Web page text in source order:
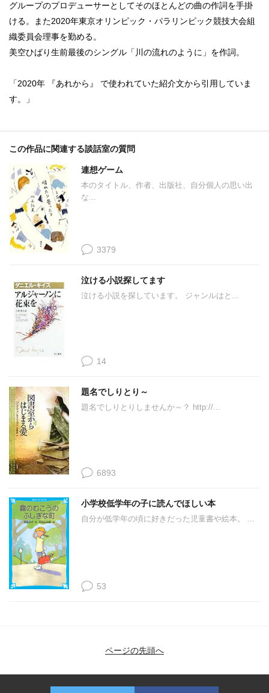
グループのプロデューサーとしてそのほとんどの曲の作詞を手掛
ける。また2020年東京オリンピック・パラリンピック競技大会組
織委員会理事を勤める。
美空ひばり生前最後のシングル「川の流れのように」を作詞。
「2020年 『あれから』 で使われていた紹介文から引用していま
す。」
この作品に関連する談話室の質問
連想ゲーム
本のタイトル、作者、出版社、自分個人の思い出
な...
3379
泣ける小説探してます
泣ける小説を探しています。 ジャンルはと...
14
題名でしりとり～
題名でしりとりしませんか～？ http://...
6893
小学校低学年の子に読んでほしい本
自分が低学年の頃に好きだった児童書や絵本。 ...
53
ページの先頭へ